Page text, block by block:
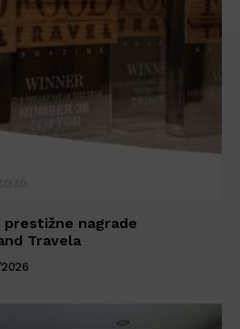
nagrade
Travela